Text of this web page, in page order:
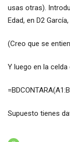
usas otras).
Edad, en D2
(Creo que se
Y luego en la
Supuesto tienes